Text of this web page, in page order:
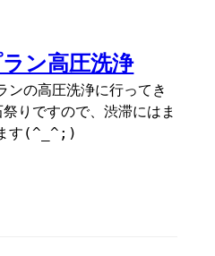
ン高圧洗浄
ンの高圧洗浄に行ってき
りですので、渋滞にはま
ます(^_^;)